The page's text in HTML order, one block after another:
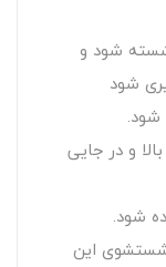
شود و
شود
شود.
و در جایی
شود.
شستشوی این